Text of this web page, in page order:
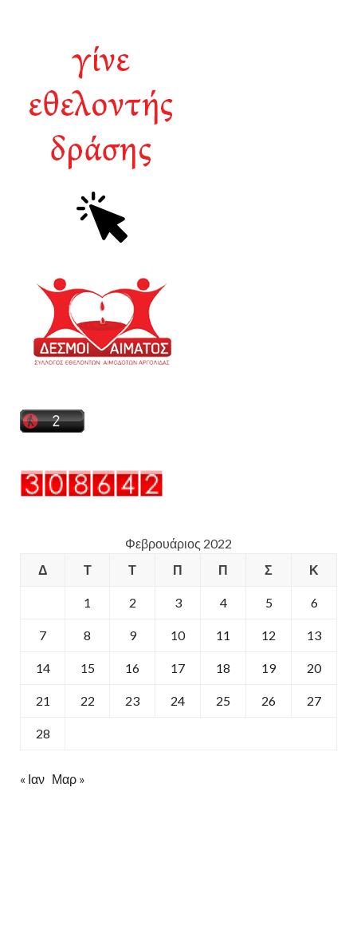
Φεβρουάριος 2022
Δ
Τ Τ Π Π Σ Κ
1 2 3 4 5 6
7 8 9 10 11 12 13
14 15 16 17 18 19 20
21 22 23 24 25 26 27
28
« Ιαν Μαρ »